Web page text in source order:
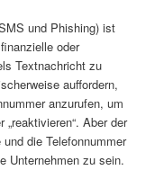
und Phishing) ist
oder
Textnachricht zu
auffordern,
anzurufen, um
„reaktivieren“. Aber der
die Telefonnummer
Unternehmen zu sein.